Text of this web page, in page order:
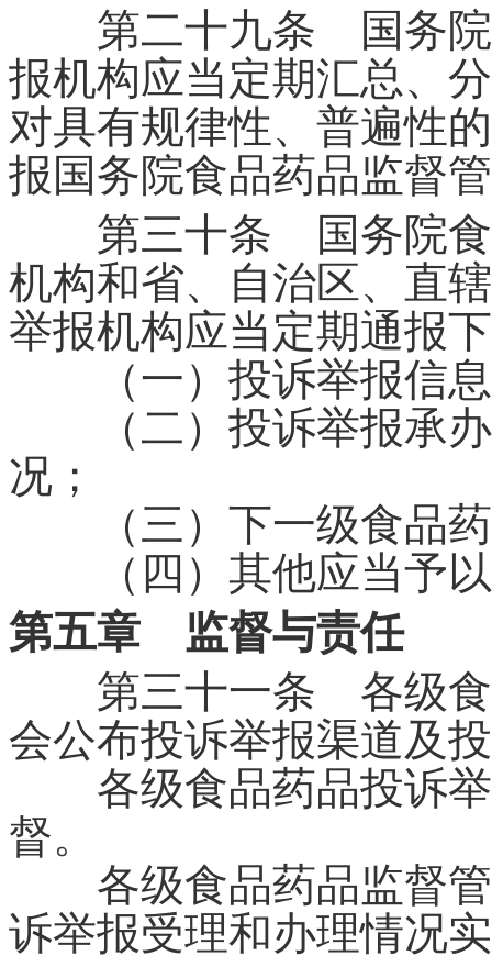
第二十九条 国务院
报机构应当定期汇总、
对具有规律性、普遍性
报国务院食品药品监督
第三十条 国务院食
机构和省、自治区、直
举报机构应当定期通报
（一）投诉举报信息
（二）投诉举报承办
况；
（三）下一级食品药
（四）其他应当予以
第五章 监督与责任
第三十一条 各级食
会公布投诉举报渠道及
各级食品药品投诉举
督。
各级食品药品监督管
诉举报受理和办理情况